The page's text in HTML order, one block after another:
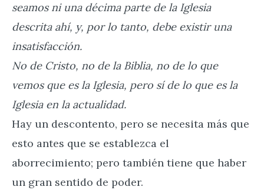
seamos ni una décima parte de la Iglesia
descrita ahí, y, por lo tanto, debe existir una
insatisfacción.
No de Cristo, no de la Biblia, no de lo que
vemos que es la Iglesia, pero sí de lo que es la
Iglesia en la actualidad.
Hay un descontento, pero se necesita más que
esto antes que se establezca el
aborrecimiento; pero también tiene que haber
un gran sentido de poder.